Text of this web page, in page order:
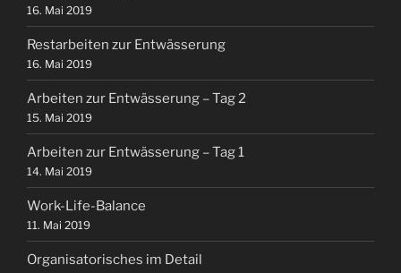
16. Mai 2019
Restarbeiten zur Entwässerung
16. Mai 2019
Arbeiten zur Entwässerung – Tag 2
15. Mai 2019
Arbeiten zur Entwässerung – Tag 1
14. Mai 2019
Work-Life-Balance
11. Mai 2019
Organisatorisches im Detail